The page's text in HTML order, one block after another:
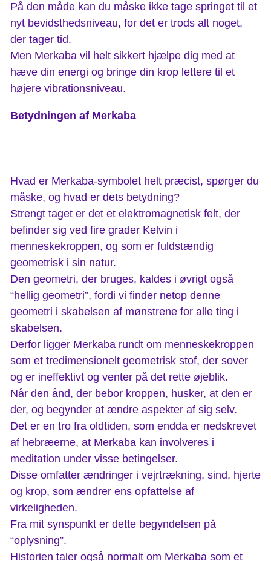
På den måde kan du måske ikke tage springet til et
nyt bevidsthedsniveau, for det er trods alt noget,
der tager tid.
Men Merkaba vil helt sikkert hjælpe dig med at
hæve din energi og bringe din krop lettere til et
højere vibrationsniveau.
Betydningen af Merkaba
Hvad er Merkaba-symbolet helt præcist, spørger du
måske, og hvad er dets betydning?
Strengt taget er det et elektromagnetisk felt, der
befinder sig ved fire grader Kelvin i
menneskekroppen, og som er fuldstændig
geometrisk i sin natur.
Den geometri, der bruges, kaldes i øvrigt også
“hellig geometri”, fordi vi finder netop denne
geometri i skabelsen af mønstrene for alle ting i
skabelsen.
Derfor ligger Merkaba rundt om menneskekroppen
som et tredimensionelt geometrisk stof, der sover
og er ineffektivt og venter på det rette øjeblik.
Når den ånd, der bebor kroppen, husker, at den er
der, og begynder at ændre aspekter af sig selv.
Det er en tro fra oldtiden, som endda er nedskrevet
af hebræerne, at Merkaba kan involveres i
meditation under visse betingelser.
Disse omfatter ændringer i vejrtrækning, sind, hjerte
og krop, som ændrer ens opfattelse af
virkeligheden.
Fra mit synspunkt er dette begyndelsen på
“oplysning”.
Historien taler også normalt om Merkaba som et